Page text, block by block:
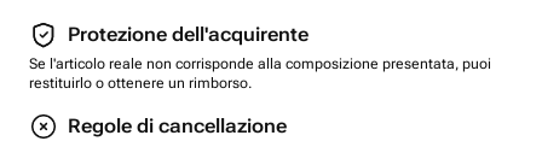
Protezione dell'acquirente
Se l'articolo reale non corrisponde alla composizione presentata, puoi
restituirlo o ottenere un rimborso.
Regole di cancellazione